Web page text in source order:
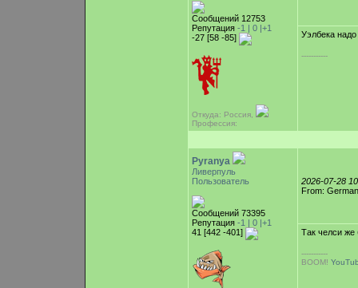
Сообщений 12753
Репутация -1 | 0 |+1
-27 [58 -85]
Откуда: Россия,
Профессия:
Уэлбека надо
-----------
Pyranya
Ливерпуль
Пользователь
Сообщений 73395
Репутация -1 | 0 |+1
41 [442 -401]
2026-07-28
From:
Так челси же
-----------
BOOM!